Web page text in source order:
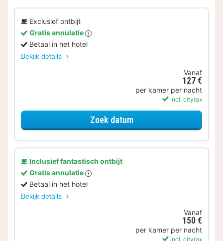
Exclusief ontbijt
Gratis annulatie
Betaal in het hotel
Bekijk details
Vanaf
127 €
per kamer per nacht
incl. citytax
Zoek datumvoor
Inclusief fantastisch ontbijt
Gratis annulatie
Betaal in het hotel
Bekijk details
Vanaf
150 €
per kamer per nacht
incl. citytax